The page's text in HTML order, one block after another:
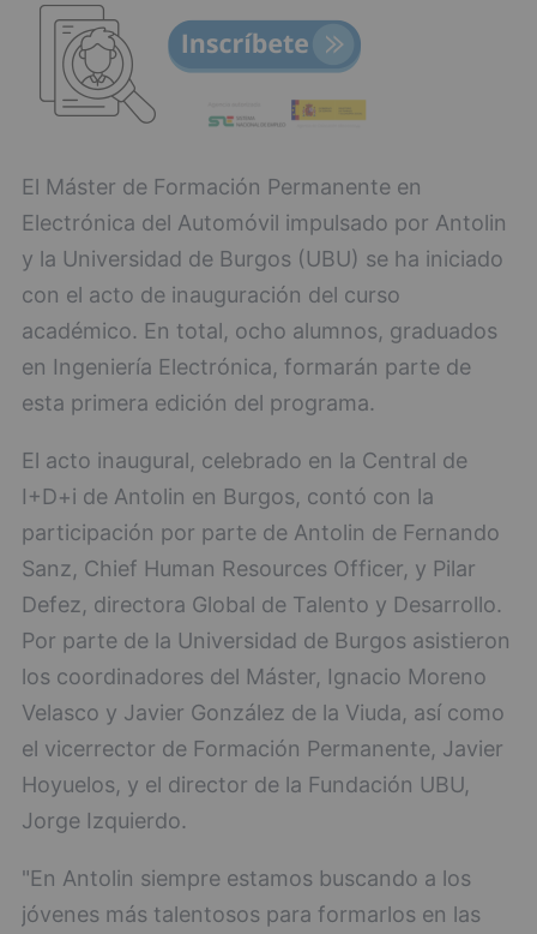
El Máster de Formación Permanente en
Electrónica del Automóvil impulsado por Antolin
y la Universidad de Burgos (UBU) se ha iniciado
con el acto de inauguración del curso
académico. En total, ocho alumnos, graduados
en Ingeniería Electrónica, formarán parte de
esta primera edición del programa.
El acto inaugural, celebrado en la Central de
I+D+i de Antolin en Burgos, contó con la
participación por parte de Antolin de Fernando
Sanz, Chief Human Resources Officer, y Pilar
Defez, directora Global de Talento y Desarrollo.
Por parte de la Universidad de Burgos asistieron
los coordinadores del Máster, Ignacio Moreno
Velasco y Javier González de la Viuda, así como
el vicerrector de Formación Permanente, Javier
Hoyuelos, y el director de la Fundación UBU,
Jorge Izquierdo.
"En Antolin siempre estamos buscando a los
jóvenes más talentosos para formarlos en las